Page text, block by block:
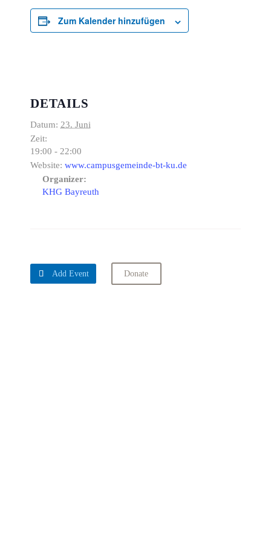
Zum Kalender hinzufügen
DETAILS
Datum: 23. Juni
Zeit:
19:00 - 22:00
Website: www.campusgemeinde-bt-ku.de
Organizer:
KHG Bayreuth
 Add Event Donate